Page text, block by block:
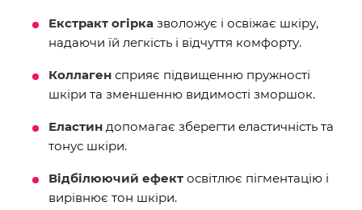
Екстракт огірка зволожує і освіжає шкіру,
надаючи їй легкість і відчуття комфорту.
Коллаген сприяє підвищенню пружності
шкіри та зменшенню видимості зморшок.
Еластин допомагає зберегти еластичність та
тонус шкіри.
Відбілюючий ефект освітлює пігментацію і
вирівнює тон шкіри.